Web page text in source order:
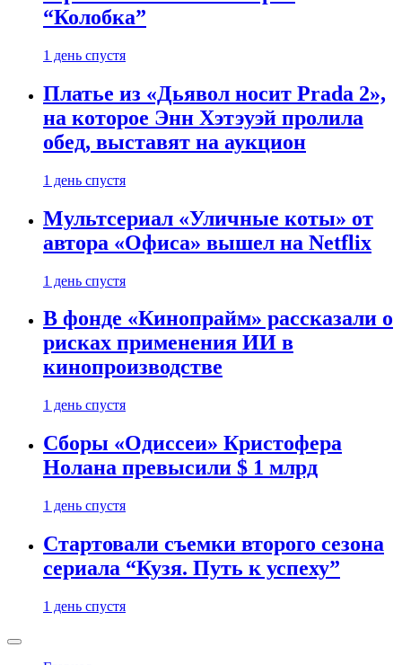
“Колобка”
1 день спустя
Платье из «Дьявол носит Prada 2»,
на которое Энн Хэтэуэй пролила
обед, выставят на аукцион
1 день спустя
Мультсериал «Уличные коты» от
автора «Офиса» вышел на Netflix
1 день спустя
В фонде «Кинопрайм» рассказали о
рисках применения ИИ в
кинопроизводстве
1 день спустя
Сборы «Одиссеи» Кристофера
Нолана превысили $ 1 млрд
1 день спустя
Стартовали съемки второго сезона
сериала “Кузя. Путь к успеху”
1 день спустя